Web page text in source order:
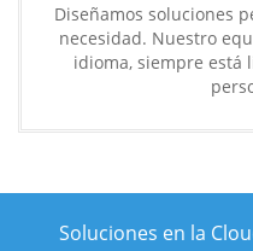
Diseñamos soluciones
necesidad. Nuestro
idioma, siempre está
Soluciones en la